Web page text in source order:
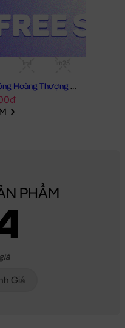
đo từ đầu đến mông + từ
L)
nhồi 100% gòn trắng đàn
Baby đeo yếm rất căng
giá trị đơn hàng đã mua
đã đăng ký, Gấu Bông của
may trọn đời tại Shop.
gấu đến cửa hàng &
Mèo Bông Hoàng Thượng cosplay Capybara form dài
PHẨM
Giá